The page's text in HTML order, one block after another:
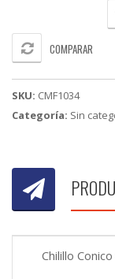
#10-
16
cantidad
COMPARAR
SKU: CMF1034
Categoría: Sin
Chilillo